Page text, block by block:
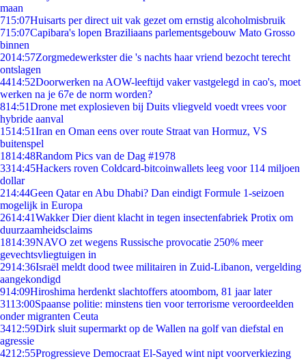
maan
715:07Huisarts per direct uit vak gezet om ernstig alcoholmisbruik
715:07Capibara's lopen Braziliaans parlementsgebouw Mato Grosso
binnen
2014:57Zorgmedewerkster die 's nachts haar vriend bezocht terecht
ontslagen
4414:52Doorwerken na AOW-leeftijd vaker vastgelegd in cao's, moet
werken na je 67e de norm worden?
814:51Drone met explosieven bij Duits vliegveld voedt vrees voor
hybride aanval
1514:51Iran en Oman eens over route Straat van Hormuz, VS
buitenspel
1814:48Random Pics van de Dag #1978
3314:45Hackers roven Coldcard-bitcoinwallets leeg voor 114 miljoen
dollar
214:44Geen Qatar en Abu Dhabi? Dan eindigt Formule 1-seizoen
mogelijk in Europa
2614:41Wakker Dier dient klacht in tegen insectenfabriek Protix om
duurzaamheidsclaims
1814:39NAVO zet wegens Russische provocatie 250% meer
gevechtsvliegtuigen in
2914:36Israël meldt dood twee militairen in Zuid-Libanon, vergelding
aangekondigd
914:09Hiroshima herdenkt slachtoffers atoombom, 81 jaar later
3113:00Spaanse politie: minstens tien voor terrorisme veroordeelden
onder migranten Ceuta
3412:59Dirk sluit supermarkt op de Wallen na golf van diefstal en
agressie
4212:55Progressieve Democraat El-Sayed wint nipt voorverkiezing